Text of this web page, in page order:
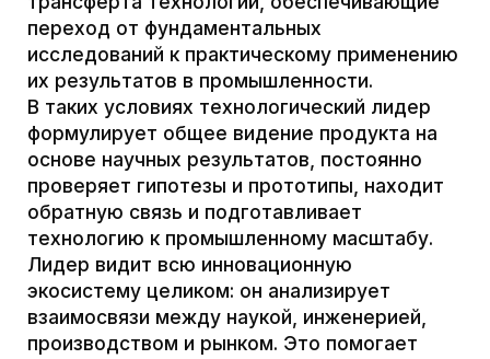
а лидеров-преобразователей, способных
собирать технологии, кадры и ресурсы в
единую систему и творчески запускать
отраслевые прорывы. В итоге для
думающих инженеров и стартаперов
становится очевидным: управление
технологиями — это про создание среды и
будущего, а не просто о текущих
процессах. Подробнее о программена
нашем сайте